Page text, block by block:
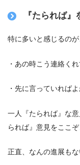
『たられば
特に多いと感じるのが
・あの時こう連絡く
・先に言っていれば
一人『たられば』な
られば』意見をここ
正直、なんの進展も